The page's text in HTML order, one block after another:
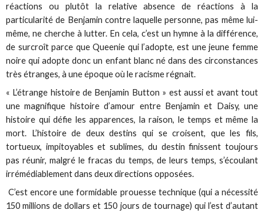
réactions ou plutôt la relative absence de réactions à la
particularité de Benjamin contre laquelle personne, pas même lui-
même, ne cherche à lutter. En cela, c’est un hymne à la différence,
de surcroît parce que Queenie qui l’adopte, est une jeune femme
noire qui adopte donc un enfant blanc né dans des circonstances
très étranges, à une époque où le racisme régnait.
« L’étrange histoire de Benjamin Button » est aussi et avant tout
une magnifique histoire d’amour entre Benjamin et Daisy, une
histoire qui défie les apparences, la raison, le temps et même la
mort. L’histoire de deux destins qui se croisent, que les fils,
tortueux, impitoyables et sublimes, du destin finissent toujours
pas réunir, malgré le fracas du temps, de leurs temps, s’écoulant
irrémédiablement dans deux directions opposées.
C’est encore une formidable prouesse technique (qui a nécessité
150 millions de dollars et 150 jours de tournage) qui l’est d’autant